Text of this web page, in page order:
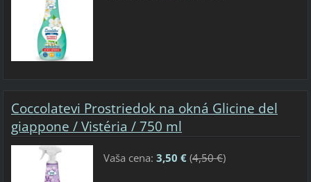
Coccolatevi Prostriedok na okná Glicine del
giappone / Vistéria / 750 ml
Vaša cena: 3,50 €(4,50 €)